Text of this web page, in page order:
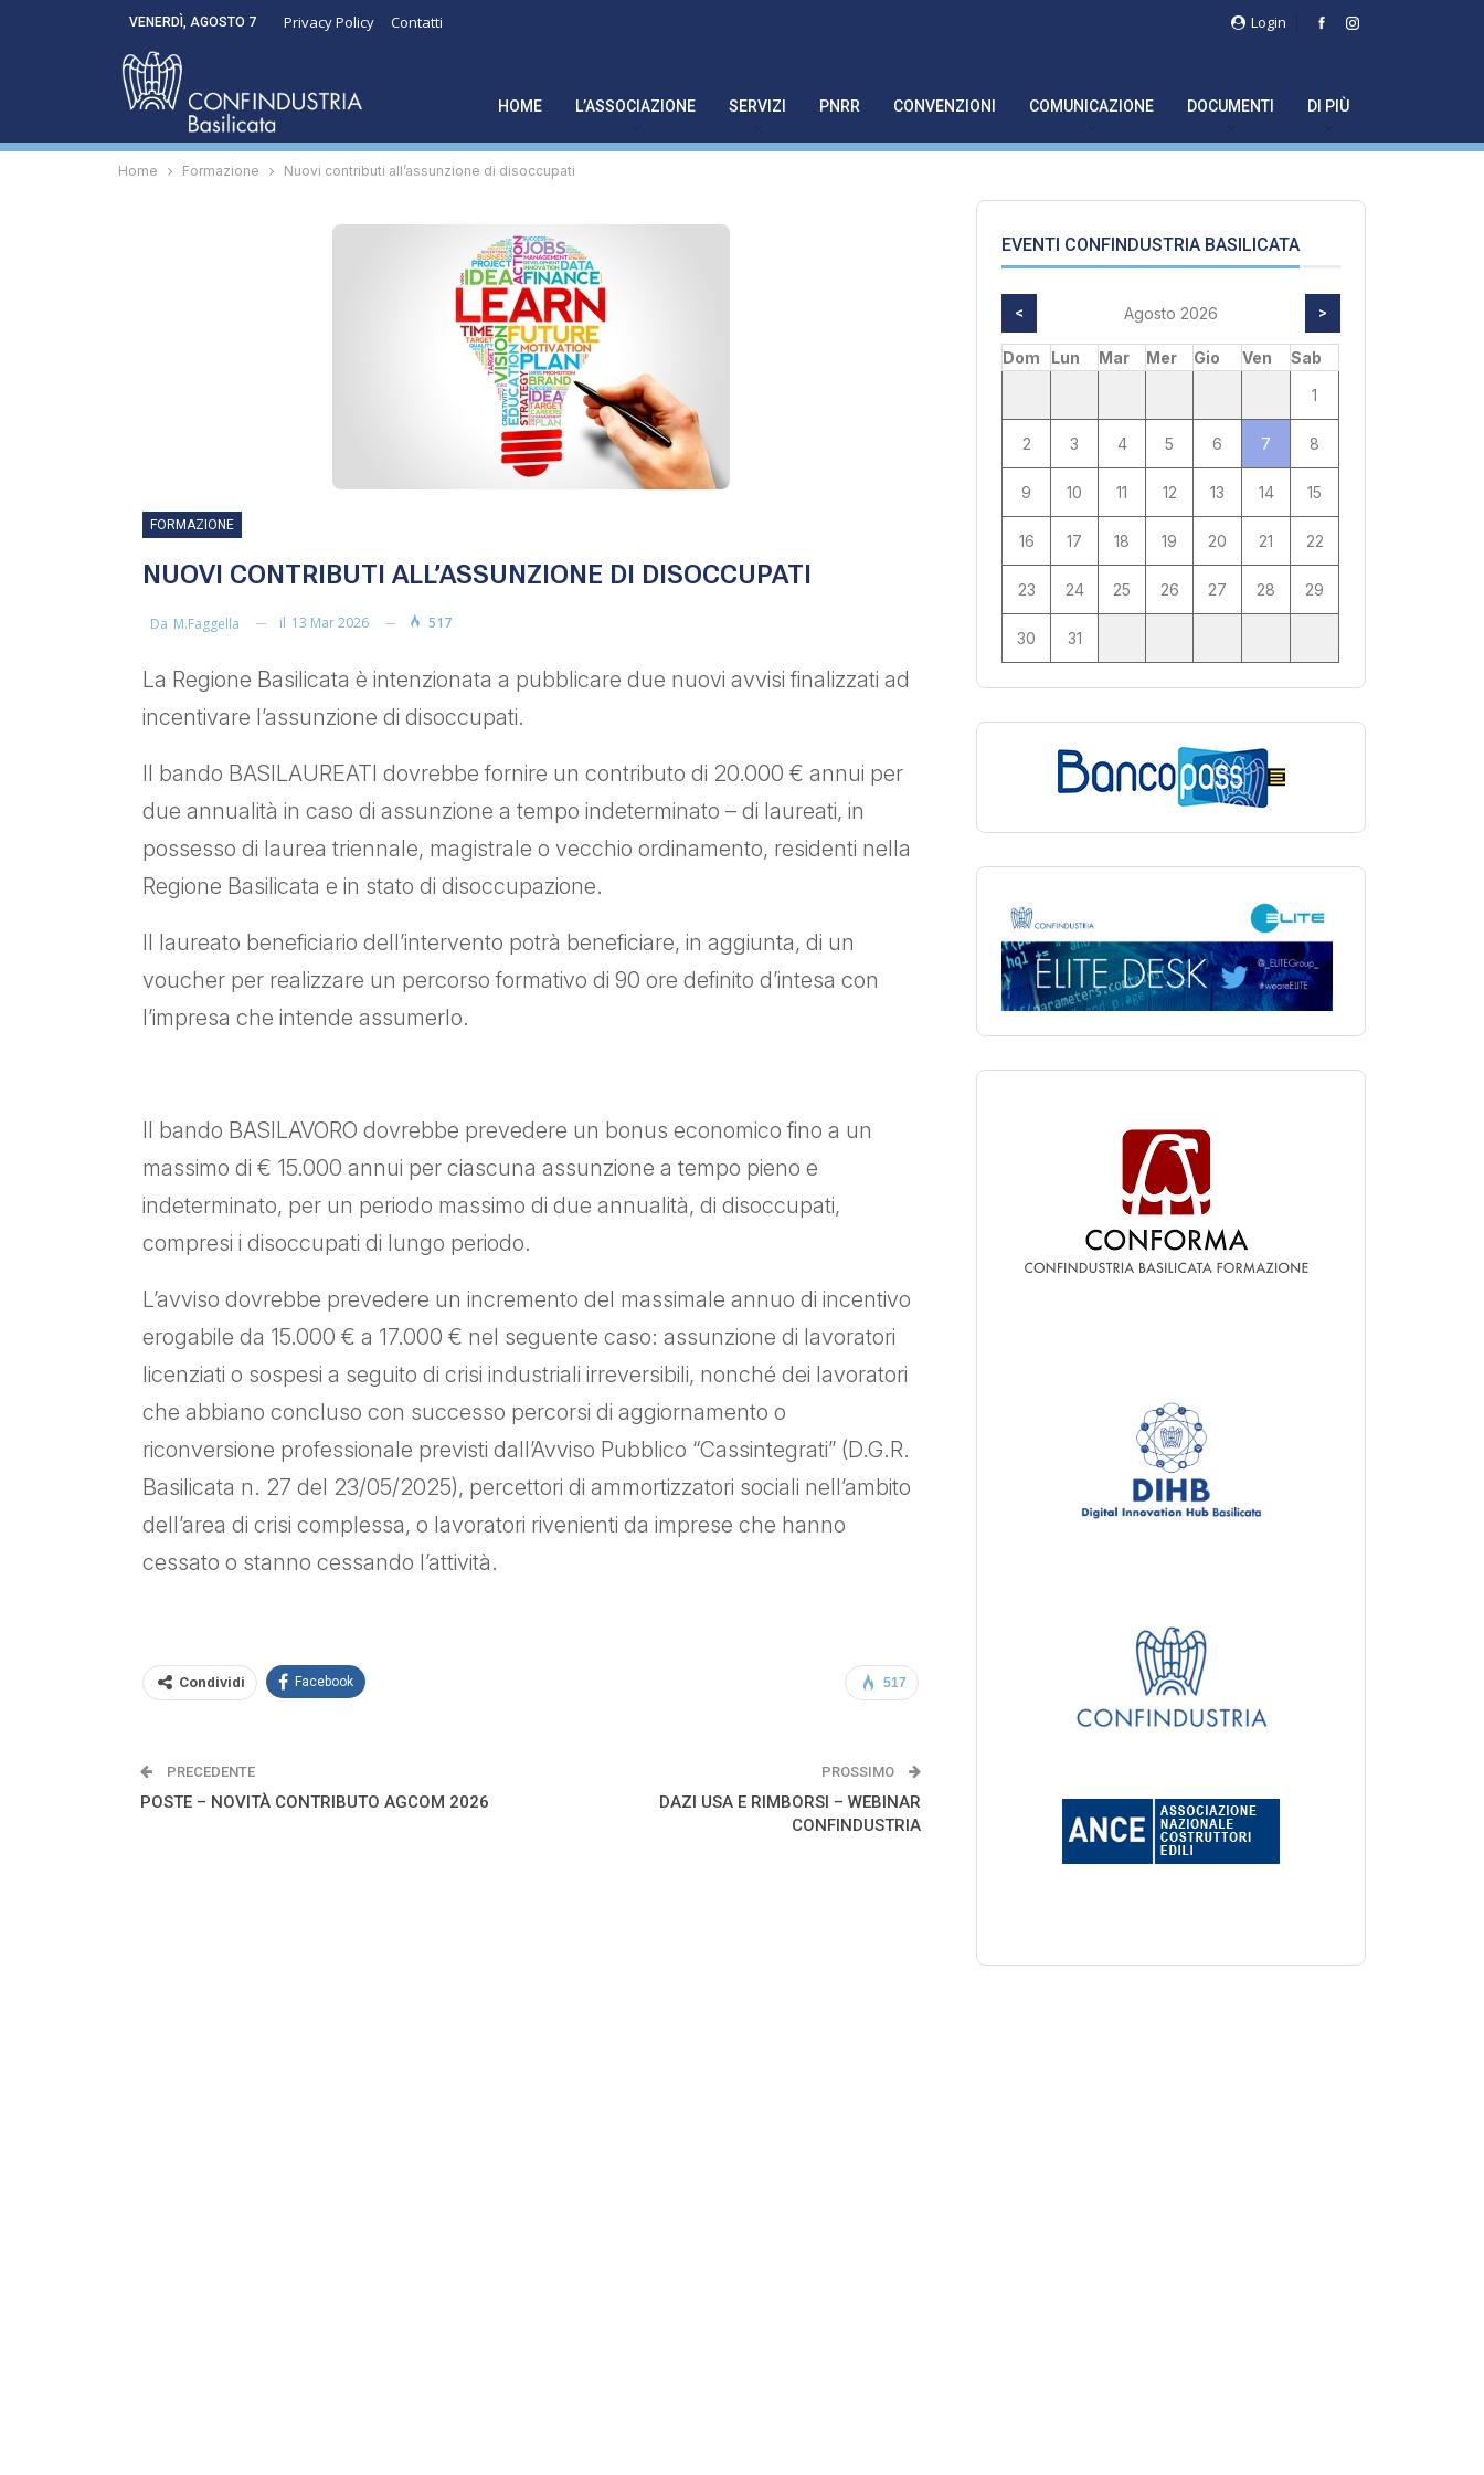
Login
VENERDÌ, AGOSTO 7 Privacy Policy Contatti
HOME L’ASSOCIAZIONE SERVIZI PNRR CONVENZIONI COMUNICAZIONE DOCUMENTI DI PIÙ
Home Formazione Nuovi contributi all’assunzione di disoccupati
FORMAZIONE
NUOVI CONTRIBUTI ALL’ASSUNZIONE DI DISOCCUPATI
Da M.faggella il 13 Mar 2026 517
La Regione Basilicata è intenzionata a pubblicare due nuovi avvisi finalizzati ad
incentivare l’assunzione di disoccupati.
Il bando BASILAUREATI dovrebbe fornire un contributo di 20.000 € annui per
due annualità in caso di assunzione a tempo indeterminato – di laureati, in
possesso di laurea triennale, magistrale o vecchio ordinamento, residenti nella
Regione Basilicata e in stato di disoccupazione.
Il laureato beneficiario dell’intervento potrà beneficiare, in aggiunta, di un
voucher per realizzare un percorso formativo di 90 ore definito d’intesa con
l’impresa che intende assumerlo.
Il bando BASILAVORO dovrebbe prevedere un bonus economico fino a un
massimo di € 15.000 annui per ciascuna assunzione a tempo pieno e
indeterminato, per un periodo massimo di due annualità, di disoccupati,
compresi i disoccupati di lungo periodo.
L’avviso dovrebbe prevedere un incremento del massimale annuo di incentivo
erogabile da 15.000 € a 17.000 € nel seguente caso: assunzione di lavoratori
licenziati o sospesi a seguito di crisi industriali irreversibili, nonché dei lavoratori
che abbiano concluso con successo percorsi di aggiornamento o
riconversione professionale previsti dall’Avviso Pubblico “Cassintegrati” (D.G.R.
Basilicata n. 27 del 23/05/2025), percettori di ammortizzatori sociali nell’ambito
dell’area di crisi complessa, o lavoratori rivenienti da imprese che hanno
cessato o stanno cessando l’attività.
517
Condividi Facebook
PRECEDENTE
POSTE – NOVITÀ CONTRIBUTO AGCOM 2026
PROSSIMO
DAZI USA E RIMBORSI – WEBINAR
CONFINDUSTRIA
EVENTI CONFINDUSTRIA BASILICATA
< Agosto 2026 >
Dom Lun Mar Mer Gio Ven
Sab
1
2 3 4 5 6 7 8
9 10 11 12 13 14 15
16 17 18 19 20 21 22
23 24 25 26 27 28 29
30 31